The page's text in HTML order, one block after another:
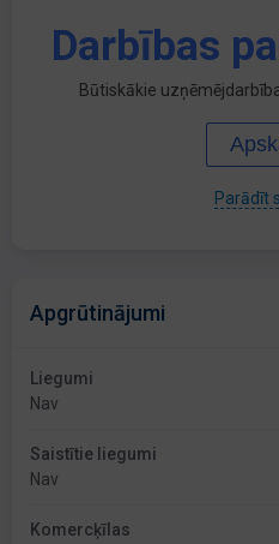
Darbības
Būtiskākie
Parādīt
Apgrūtinājumi
Liegumi
Nav
Saistītie liegumi
Nav
Komercķīlas